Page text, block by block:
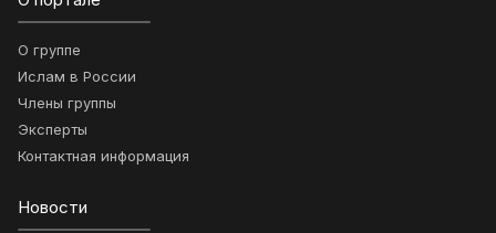
О группе
Ислам в России
Члены группы
Эксперты
Контактная информация
Новости